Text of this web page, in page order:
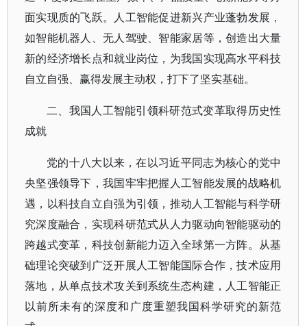
面实现质的飞跃。人工智能促进新兴产业蓬勃发展，
如智能机器人、无人驾驶、智能家居等，创造出大量
新的经济增长点和就业岗位，为我国实现高水平科技
自立自强、赢得发展主动权，打下了坚实基础。
二、我国人工智能引领科研范式变革取得历史性
成就
党的十八大以来，在以习近平同志为核心的党中
央坚强领导下，我国牢牢把握人工智能发展的战略机
遇，以科技自立自强为引领，推动人工智能与科学研
究深度融合，实现科研范式从人力驱动向智能驱动的
跨越式变革，科技创新能力迈入全球第一方阵。从基
础理论突破到广泛开展人工智能国际合作，技术应用
落地，从单点技术攻关到系统生态构建，人工智能正
以前所未有的深度和广度重塑我国科学研究的新范